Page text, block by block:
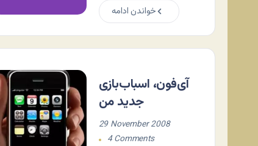
خواندن ادامه
آی‌فون، اسباب‌بازی
جدید من
29 November 2008
4 Comments